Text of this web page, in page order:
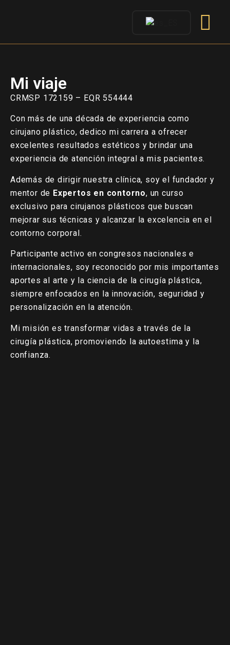
Mi viaje
CRMSP 172159 – EQR 554444
Con más de una década de experiencia como
cirujano plástico, dedico mi carrera a ofrecer
excelentes resultados estéticos y brindar una
experiencia de atención integral a mis pacientes.
Además de dirigir nuestra clínica, soy el fundador y
mentor de Expertos en contorno, un curso
exclusivo para cirujanos plásticos que buscan
mejorar sus técnicas y alcanzar la excelencia en el
contorno corporal.
Participante activo en congresos nacionales e
internacionales, soy reconocido por mis importantes
aportes al arte y la ciencia de la cirugía plástica,
siempre enfocados en la innovación, seguridad y
personalización en la atención.
Mi misión es transformar vidas a través de la
cirugía plástica, promoviendo la autoestima y la
confianza.